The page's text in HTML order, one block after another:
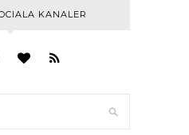
KANALER